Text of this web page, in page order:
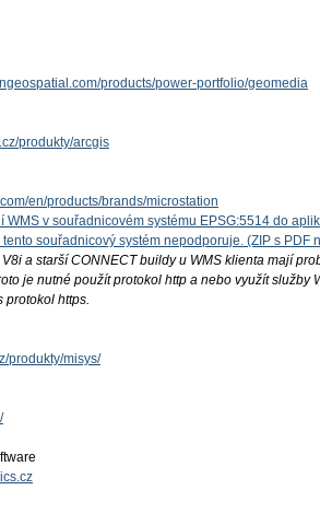
products/power-portfolio/geomedia
produkty/arcgis
en/products/brands/microstation
WMS v souřadnicovém systému EPSG:5514 do
souřadnicový systém nepodporuje. (ZIP s PDF
a starší CONNECT buildy u WMS klienta mají
je nutné použít protokol http a nebo využít služby
protokol https.
produkty/misys/